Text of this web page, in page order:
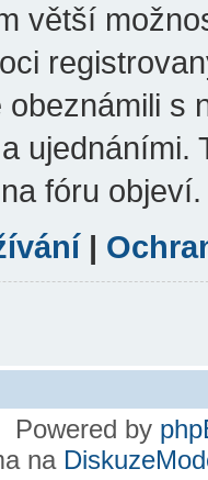
větší
obeznámili s
ujednáními.
fóru objeví.
|
Powered by
na